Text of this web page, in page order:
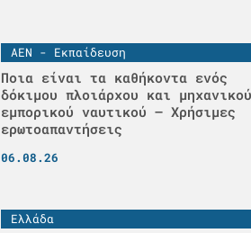
ΑΕΝ - Εκπαίδευση
Ποια είναι τα καθήκοντα ενός
δόκιμου πλοιάρχου και μηχανικού
εμπορικού ναυτικού – Χρήσιμες
ερωτοαπαντήσεις
06.08.26
Ελλάδα